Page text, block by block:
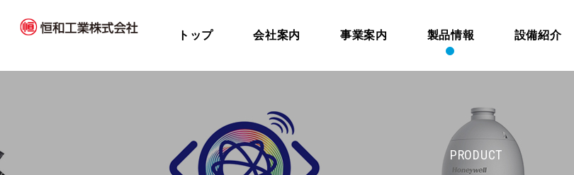
トップ 会社案内 事業案内 製品情報 設備紹介
PRODUCT